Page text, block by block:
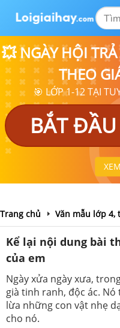
💥 NGÀY HỘI
THEO
🎯 LỚP 1-12 TẠI
BẮT
Trang chủ Văn mẫu lớp 4,
Kể lại nội dung bài
của em
Ngày xửa ngày xưa,
già tinh ranh, độc ác.
lừa những con vật nhẹ
cho nó.